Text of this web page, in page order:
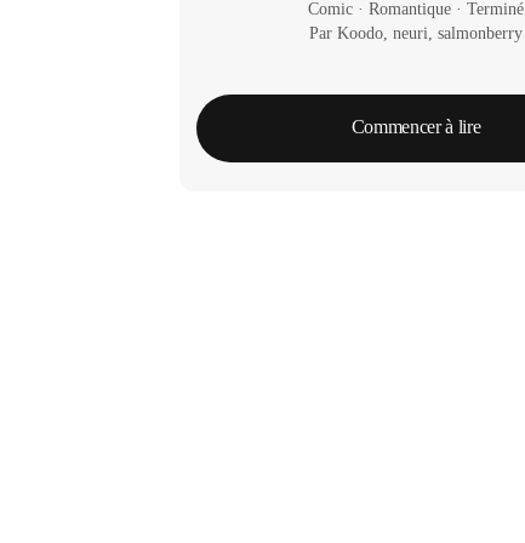
Comic · Romantique · Terminé
Par Koodo, neuri, salmonberry
Commencer à lire